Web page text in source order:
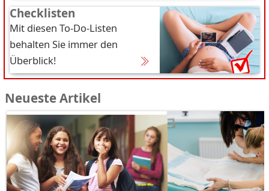
Checklisten
Mit diesen To-Do-Listen
behalten Sie immer den
Überblick!
Neueste Artikel